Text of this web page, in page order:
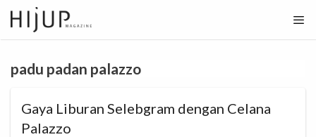
Skip
to
content
padu padan palazzo
Gaya Liburan Selebgram dengan Celana
Palazzo